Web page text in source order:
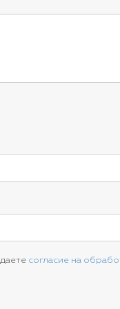
согласие на